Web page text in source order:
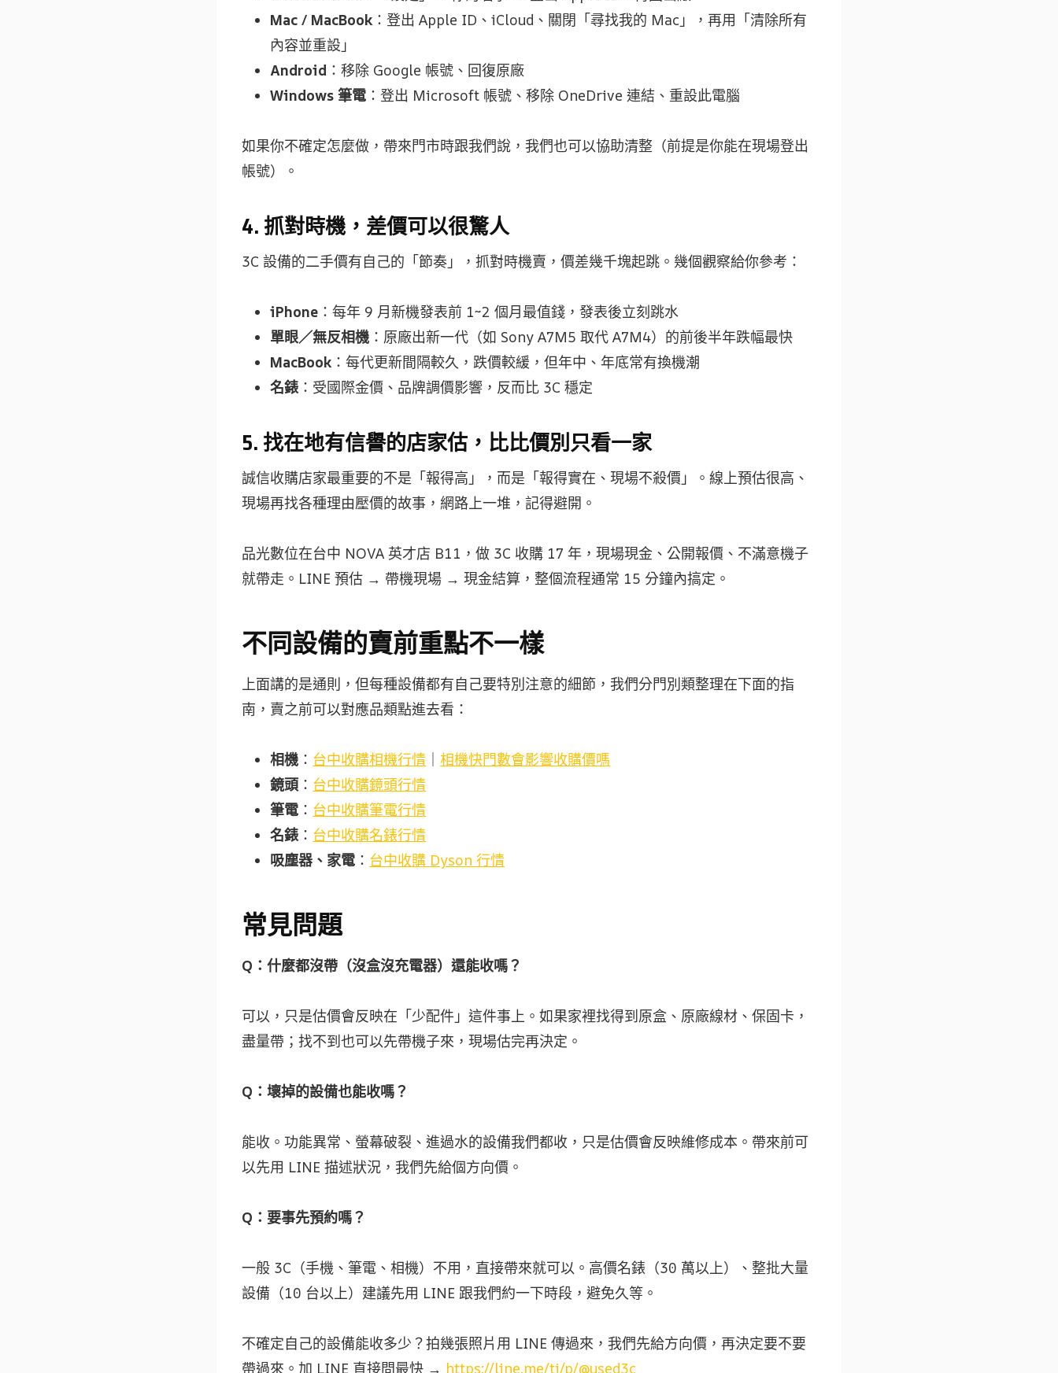
Mac / MacBook ：登出 Apple ID、iCloud、關閉「尋找我的 Mac」，再用「清除所有
內容並重設」
Android ：移除 Google 帳號、回復原廠
Windows 筆電 ：登出 Microsoft 帳號、移除 OneDrive 連結、重設此電腦
如果你不確定怎麼做，帶來門市時跟我們說，我們也可以協助清整（前提是你能在現場登出
帳號）。
4. 抓對時機，差價可以很驚人
3C 設備的二手價有自己的「節奏」，抓對時機賣，價差幾千塊起跳。幾個觀察給你參考：
iPhone ：每年 9 月新機發表前 1~2 個月最值錢，發表後立刻跳水
單眼／無反相機 ：原廠出新一代（如 Sony A7M5 取代 A7M4）的前後半年跌幅最快
MacBook ：每代更新間隔較久，跌價較緩，但年中、年底常有換機潮
名錶 ：受國際金價、品牌調價影響，反而比 3C 穩定
5. 找在地有信譽的店家估，比比價別只看一家
誠信收購店家最重要的不是「報得高」，而是「報得實在、現場不殺價」。線上預估很高、
現場再找各種理由壓價的故事，網路上一堆，記得避開。
品光數位在台中 NOVA 英才店 B11，做 3C 收購 17 年，現場現金、公開報價、不滿意機子
就帶走。LINE 預估 → 帶機現場 → 現金結算，整個流程通常 15 分鐘內搞定。
不同設備的賣前重點不一樣
上面講的是通則，但每種設備都有自己要特別注意的細節，我們分門別類整理在下面的指
南，賣之前可以對應品類點進去看：
相機 ： 台中收購相機行情
相機快門數會影響收購價嗎
鏡頭 ： 台中收購鏡頭行情
筆電 ： 台中收購筆電行情
名錶 ： 台中收購名錶行情
吸塵器、家電 ： 台中收購 Dyson 行情
常見問題
Q：什麼都沒帶（沒盒沒充電器）還能收嗎？
可以，只是估價會反映在「少配件」這件事上。如果家裡找得到原盒、原廠線材、保固卡，
盡量帶；找不到也可以先帶機子來，現場估完再決定。
Q：壞掉的設備也能收嗎？
能收。功能異常、螢幕破裂、進過水的設備我們都收，只是估價會反映維修成本。帶來前可
以先用 LINE 描述狀況，我們先給個方向價。
Q：要事先預約嗎？
一般 3C（手機、筆電、相機）不用，直接帶來就可以。高價名錶（30 萬以上）、整批大量
設備（10 台以上）建議先用 LINE 跟我們約一下時段，避免久等。
不確定自己的設備能收多少？拍幾張照片用 LINE 傳過來，我們先給方向價，再決定要不要
帶過來。加 LINE 直接問最快 → https://line.me/ti/p/@used3c